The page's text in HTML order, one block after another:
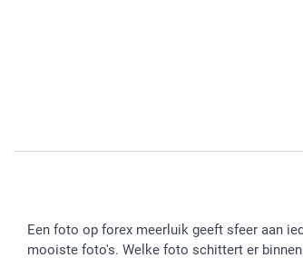
Een foto op forex meerluik geeft sfeer aan
mooiste foto's. Welke foto schittert er